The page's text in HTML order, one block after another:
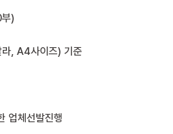
)
, A4사이즈) 기준
업체선발진행